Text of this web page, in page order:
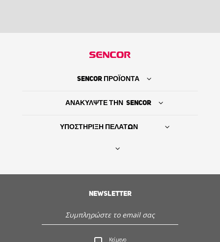
Εξυπηρέτηση - Υποστήριξη πελατών
SENCOR ΠΡΟΪΟΝΤΑ
ΑΝΑΚΥΛΨΤΕ ΤΗΝ SENCOR
ΥΠΟΣΤΗΡΙΞΗ ΠΕΛΑΤΩΝ
NEWSLETTER
Κείμενο